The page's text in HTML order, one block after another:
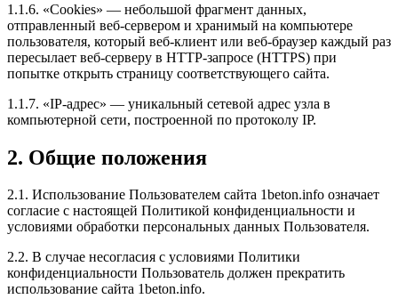
1.1.6. «Cookies» — небольшой фрагмент данных,
отправленный веб-сервером и хранимый на компьютере
пользователя, который веб-клиент или веб-браузер каждый раз
пересылает веб-серверу в HTTP-запросе (HTTPS) при
попытке открыть страницу соответствующего сайта.
1.1.7. «IP-адрес» — уникальный сетевой адрес узла в
компьютерной сети, построенной по протоколу IP.
2. Общие положения
2.1. Использование Пользователем сайта 1beton.info означает
согласие с настоящей Политикой конфиденциальности и
условиями обработки персональных данных Пользователя.
2.2. В случае несогласия с условиями Политики
конфиденциальности Пользователь должен прекратить
использование сайта 1beton.info.